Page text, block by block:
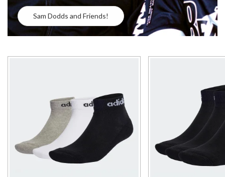
Sam Dodds and Friends!